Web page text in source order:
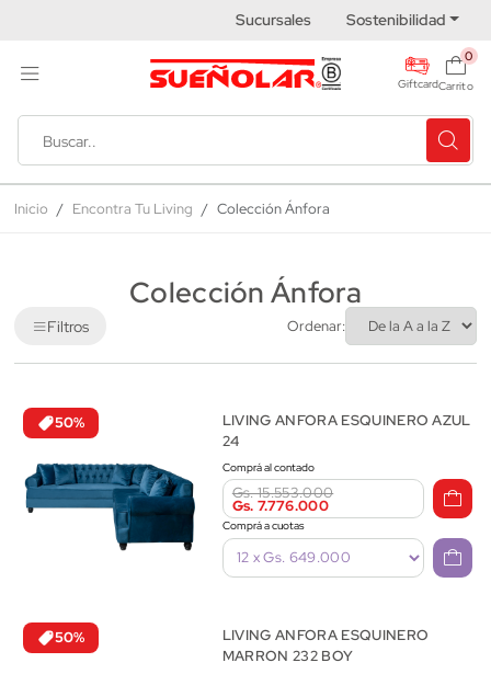
Sucursales Sostenibilidad
Giftcard
0
Carrito
Inicio Encontra Tu Living Colección Ánfora
Colección Ánfora
Filtros Ordenar:
50%
LIVING ANFORA ESQUINERO AZUL
24
Comprá al contado
Gs. 15.553.000
Gs. 7.776.000
Comprá a cuotas
50%
LIVING ANFORA ESQUINERO
MARRON 232 BOY